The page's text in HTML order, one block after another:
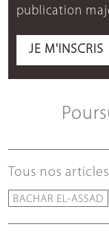
publication
JE M'INSCRIS
Tous nos
BACHAR EL-ASSAD